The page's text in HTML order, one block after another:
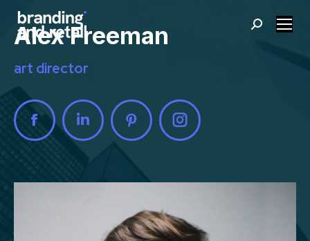
Buscar:
Alex Freeman
art director
FacebookLinkedinPinterestInstagram